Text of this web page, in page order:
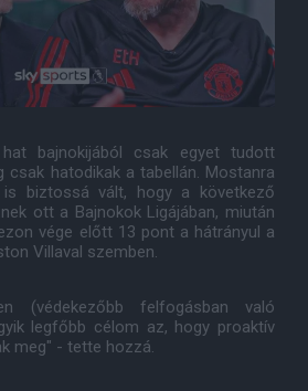
bajnokijából csak egyet tudott
csak hatodikak a tabellán. Mostanra
is biztossá vált, hogy a következő
ott a Bajnokok Ligájában, miután
vége előtt 13 pont a hátrányul a
Villaval szemben.
(védekezőbb felfogásban való
legfőbb célom az, hogy proaktív
meg" - tette hozzá.